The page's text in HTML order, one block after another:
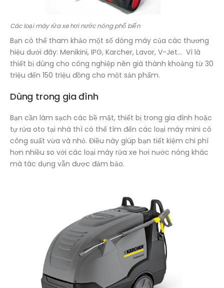
Các loại máy rửa xe hơi nước nóng phổ biến
Bạn có thể tham khảo một số dòng máy của các thương
hiệu dưới đây: Menikini, IPG, Karcher, Lavor, V-Jet… Vì là
thiết bị dùng cho công nghiệp nên giá thành khoảng từ 30
triệu đến 150 triệu đồng cho một sản phẩm.
Dùng trong gia đình
Bạn cần làm sạch các bề mặt, thiết bị trong gia đình hoặc
tự rửa oto tại nhà thì có thể tìm đến các loại máy mini có
công suất vừa và nhỏ. Điều này giúp bạn tiết kiệm chi phí
hơn nhiều so với các loại máy rửa xe hơi nước nóng khác
mà tác dụng vẫn được đảm bảo.